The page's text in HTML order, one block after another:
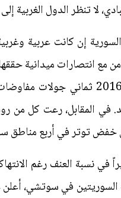
الدول الغربية إلى الرئيس
إن كانت عربية
ورعت الأمم المتحدة منذ
في المقابل، رعت كل من
خفض توتر في أربع مناطق
في سوتشي، أعلن